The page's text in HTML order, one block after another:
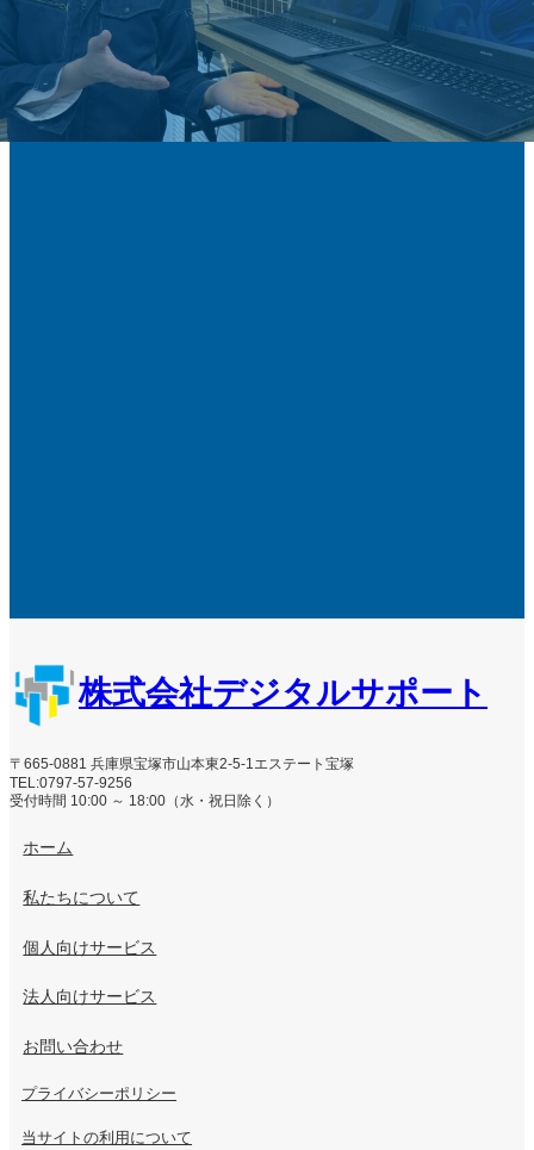
株式会社デジタルサポート
〒665-0881 兵庫県宝塚市山本東2-5-1エステート宝塚
TEL:0797-57-9256
受付時間 10:00 ～ 18:00（水・祝日除く）
ホーム
私たちについて
個人向けサービス
法人向けサービス
お問い合わせ
プライバシーポリシー
当サイトの利用について